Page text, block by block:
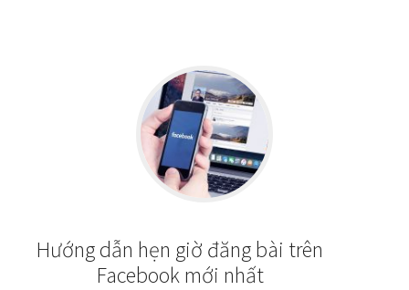
Hướng dẫn hẹn giờ đăng bài trên
Facebook mới nhất